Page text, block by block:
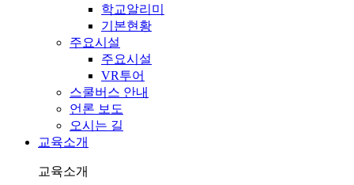
학교알리미
기본현황
주요시설
주요시설
VR투어
스쿨버스 안내
언론 보도
오시는 길
교육소개
교육소개